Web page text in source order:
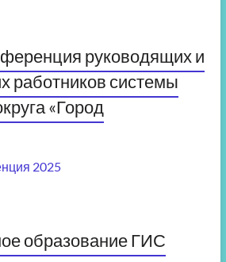
руководящих и
работников системы
«Город
2025
образование ГИС